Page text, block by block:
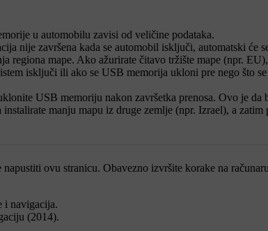
u automobilu zavisi od veličine podataka.
nije završena kada se automobil isključi, automatski će
regiona mape. Ako ažurirate čitavo tržište mape (npr.
isključi ili ako se USB memorija ukloni pre nego što
USB memoriju nakon završetka prenosa. Ovo je da
manju mapu iz druge zemlje (npr. Izrael), a
ovu stranicu. Obavezno izvršite korake na
i navigacija.
(2014).